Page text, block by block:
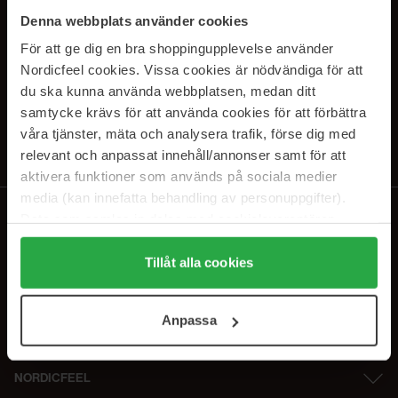
Denna webbplats använder cookies
För att ge dig en bra shoppingupplevelse använder
Nordicfeel cookies. Vissa cookies är nödvändiga för att
du ska kunna använda webbplatsen, medan ditt
samtycke krävs för att använda cookies för att förbättra
våra tjänster, mäta och analysera trafik, förse dig med
relevant och anpassat innehåll/annonser samt för att
aktivera funktioner som används på sociala medier
media (kan innefatta behandling av personuppgifter).
Genom att trycka på "Tillåt alla cookies" accepterar du
alla cookies, medan du under "Detaljer" kan anpassa
användningen av cookies. Du kan när som helst återkalla
samt vår Integritetspolicy.
Tillåt alla cookies
Anpassa
SUBSCRIBE TO OUR
NEWSLETTER
Ved å abonnere godtar du vårpersonvernerklæring. Du kan melde deg
av når som helst.
NORDICFEEL